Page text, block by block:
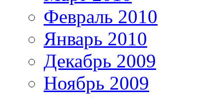
Февраль 2010
Январь 2010
Декабрь 2009
Ноябрь 2009